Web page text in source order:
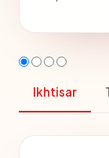
Ikhtisar